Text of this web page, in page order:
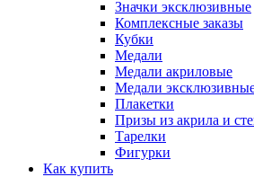
Значки эксклюзивные
Комплексные заказы
Кубки
Медали
Медали акриловые
Медали
Плакетки
Призы из акрила и
Тарелки
Фигурки
Как купить